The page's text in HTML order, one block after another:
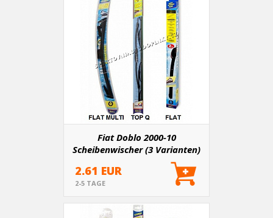
Fiat Doblo 2000-10
Scheibenwischer (3 Varianten)
2.61 EUR
2-5 TAGE